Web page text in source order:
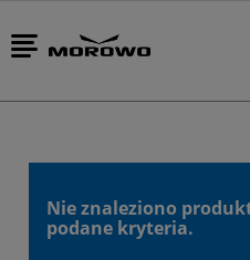
Nie znaleziono
podane kryteria.